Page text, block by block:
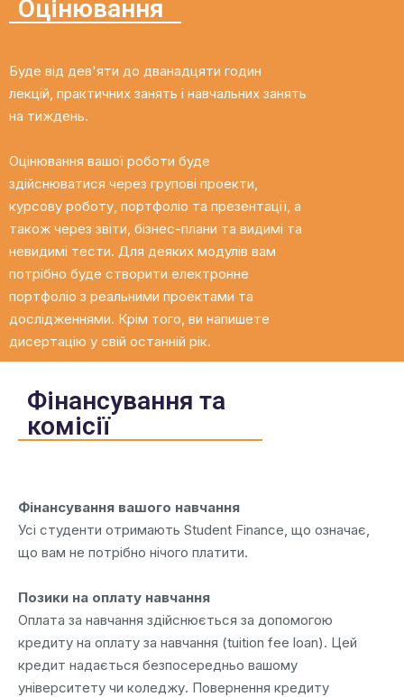
Оцінювання
Буде від дев'яти до дванадцяти годин
лекцій, практичних занять і навчальних занять
на тиждень.
Оцінювання вашої роботи буде
здійснюватися через групові проекти,
курсову роботу, портфоліо та презентації, а
також через звіти, бізнес-плани та видимі та
невидимі тести. Для деяких модулів вам
потрібно буде створити електронне
портфоліо з реальними проектами та
дослідженнями. Крім того, ви напишете
дисертацію у свій останній рік.
Фінансування та
комісії
Фінансування вашого навчання
Усі студенти отримають Student Finance, що означає,
що вам не потрібно нічого платити.
Позики на оплату навчання
Оплата за навчання здійснюється за допомогою
кредиту на оплату за навчання (tuition fee loan). Цей
кредит надається безпосередньо вашому
університету чи коледжу. Повернення кредиту